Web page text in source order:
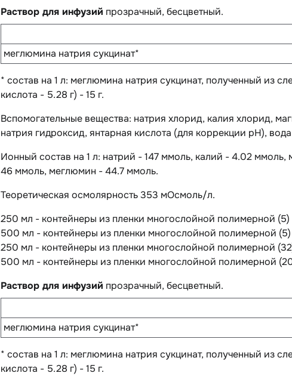
Раствор для инфузий прозрачный, бесцветный.
меглюмина натрия сукцинат*
* состав на 1 л: меглюмина натрия сукцинат, полученный из
кислота - 5.28 г) - 15 г.
Вспомогательные вещества: натрия хлорид, калия хлорид,
натрия гидроксид, янтарная кислота (для коррекции pH),
Ионный состав на 1 л: натрий - 147 ммоль, калий - 4.02
46 ммоль, меглюмин - 44.7 ммоль.
Теоретическая осмолярность 353 мОсмоль/л.
250 мл - контейнеры из пленки многослойной полимерной
500 мл - контейнеры из пленки многослойной полимерной
250 мл - контейнеры из пленки многослойной полимерной
500 мл - контейнеры из пленки многослойной полимерной
Раствор для инфузий прозрачный, бесцветный.
меглюмина натрия сукцинат*
* состав на 1 л: меглюмина натрия сукцинат, полученный из
кислота - 5.28 г) - 15 г.